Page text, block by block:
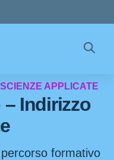
APPLICATE
Indirizzo
formativo